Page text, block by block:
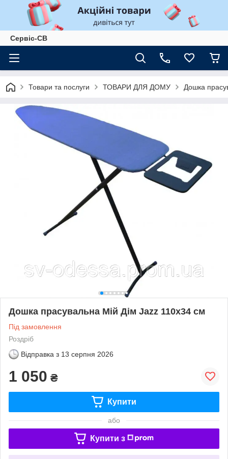
Сервіс-СВ
Товари та послуги ТОВАРИ ДЛЯ ДОМУ Дошка
Дошка прасувальна Мій Дім Jazz 110х34 см
Під замовлення
Роздріб
Відправка з 13 серпня 2026
1 050 ₴
Купити
або
Купити з